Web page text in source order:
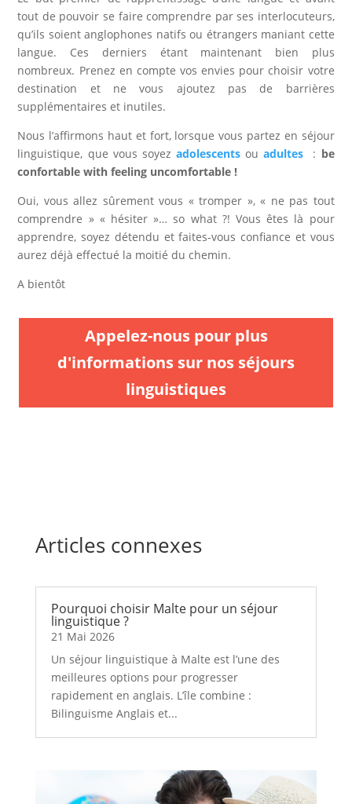
tout de pouvoir se faire comprendre par ses interlocuteurs,
qu’ils soient anglophones natifs ou étrangers maniant cette
langue. Ces derniers étant maintenant bien plus
nombreux. Prenez en compte vos envies pour choisir votre
destination et ne vous ajoutez pas de barrières
supplémentaires et inutiles.
Nous l’affirmons haut et fort, lorsque vous partez en séjour
linguistique, que vous soyez adolescentsouadultes : be
confortable with feeling uncomfortable !
Oui, vous allez sûrement vous « tromper », « ne pas tout
comprendre » « hésiter »… so what ?! Vous êtes là pour
apprendre, soyez détendu et faites-vous confiance et vous
aurez déjà effectué la moitié du chemin.
A bientôt
Appelez-nous pour plus
d'informations sur nos séjours
linguistiques
Articles connexes
Pourquoi choisir Malte pour un séjour
linguistique ?
21 Mai 2026
Un séjour linguistique à Malte est l’une des
meilleures options pour progresser
rapidement en anglais. L’île combine :
Bilinguisme Anglais et...